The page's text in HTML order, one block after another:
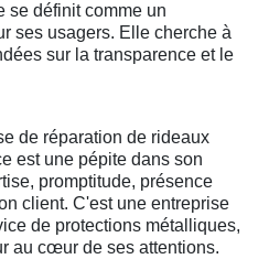
se définit comme un
ses usagers. Elle cherche à
sur la transparence et le
de réparation de rideaux
est une pépite dans son
promptitude, présence
client. C'est une entreprise
de protections métalliques,
au cœur de ses attentions.